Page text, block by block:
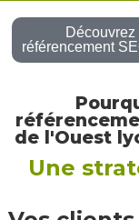
référencement
de l'Ouest
Une